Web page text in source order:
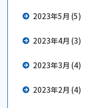
2023年5月 (5)
2023年4月 (3)
2023年3月 (4)
2023年2月 (4)